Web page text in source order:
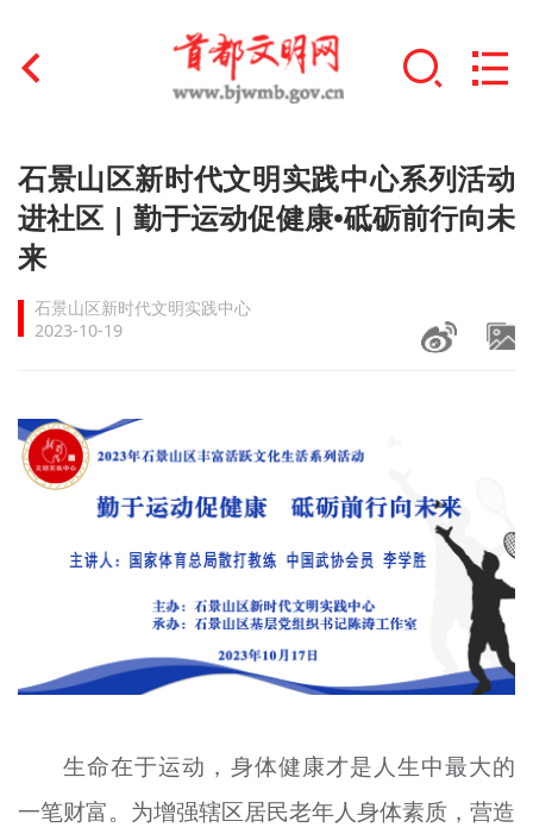
首页
文明创建
+
文明实践
文明培育
+
榜样人物
身边好人
文明评论
北京宣传文化引导基金
宣传思想文化人才
+
石景山区新时代文明实践中心系列活动
进社区 | 勤于运动促健康•砥砺前行向未
来
石景山区新时代文明实践中心
2023-10-19
生命在于运动，身体健康才是人生中最大的
一笔财富。为增强辖区居民老年人身体素质，营造